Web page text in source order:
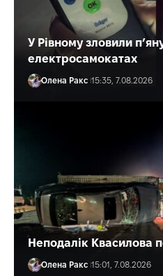
У Рівному зловили
електросамокатах
Олена Ракс 15:35, 7.08.2026
Неподалік Квасилова
Олена Ракс 15:01, 7.08.2026